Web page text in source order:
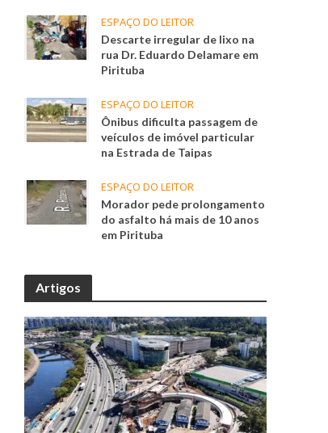
ESPAÇO DO LEITOR
Descarte irregular de lixo na
rua Dr. Eduardo Delamare em
Pirituba
ESPAÇO DO LEITOR
Ônibus dificulta passagem de
veículos de imóvel particular
na Estrada de Taipas
ESPAÇO DO LEITOR
Morador pede prolongamento
do asfalto há mais de 10 anos
em Pirituba
Artigos